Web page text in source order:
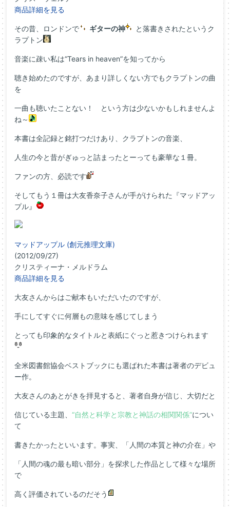
商品詳細を見る
その昔、ロンドンで ギターの神
と落書きされたというク
ラプトン
音楽に疎い私は“Tears in heaven”を知ってから
聴き始めたのですが、あまり詳しくない方でもクラプトンの曲
を
一曲も聴いたことない！ という方は少ないかもしれませんよ
ね～
本書は全記録と銘打つだけあり、クラプトンの音楽、
人生の今と昔がぎゅっと詰まったとーっても豪華な１冊。
ファンの方、必読です
そしてもう１冊は大友香奈子さんが手がけられた『マッドアッ
プル』
マッドアップル (創元推理文庫)
(2012/09/27)
クリスティーナ・メルドラム
商品詳細を見る
大友さんからはご献本もいただいたのですが、
手にしてすぐに何層もの意味を感じてしまう
とっても印象的なタイトルと表紙にぐっと惹きつけられます
全米図書館協会ベストブックにも選ばれた本書は著者のデビュ
ー作。
大友さんのあとがきを拝見すると、著者自身が信じ、大切だと
信じている主題、 “自然と科学と宗教と神話の相関関係”につい
て
書きたかったといいます。事実、「人間の本質と神の介在」や
「人間の魂の最も暗い部分」を探求した作品として様々な場所
で
高く評価されているのだそう